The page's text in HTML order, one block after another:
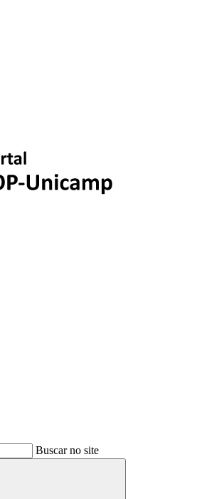
Buscar no site